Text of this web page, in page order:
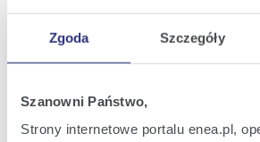
Zgoda Szczegóły
Szanowni Państwo,
Strony internetowe portalu enea.pl,
Pozostałe kontakty
Najnowsze informacje